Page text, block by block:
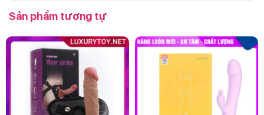
Sản phẩm tương tự